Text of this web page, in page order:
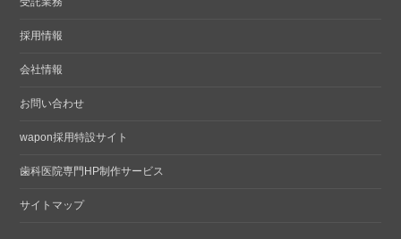
採用情報
会社情報
お問い合わせ
wapon採用特設サイト
歯科医院専門HP制作サービス
サイトマップ